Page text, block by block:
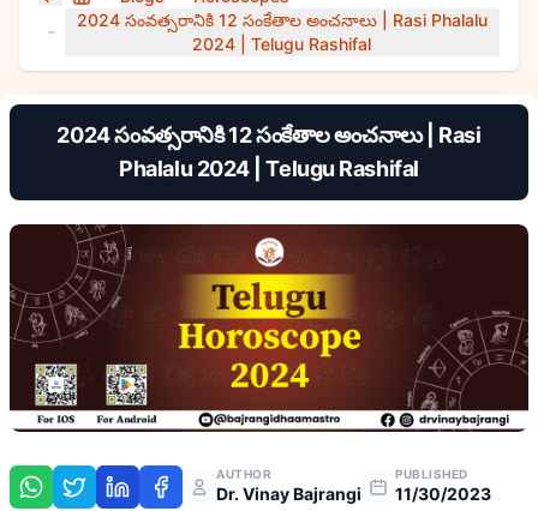
Home
2024 సంవత్సరానికి 12 సంకేతాల అంచనాలు | Rasi Phalalu
2024 | Telugu Rashifal
2024 సంవత్సరానికి 12 సంకేతాల అంచనాలు | Rasi
Phalalu 2024 | Telugu Rashifal
AUTHOR
Dr. Vinay Bajrangi
PUBLISHED
11/30/2023